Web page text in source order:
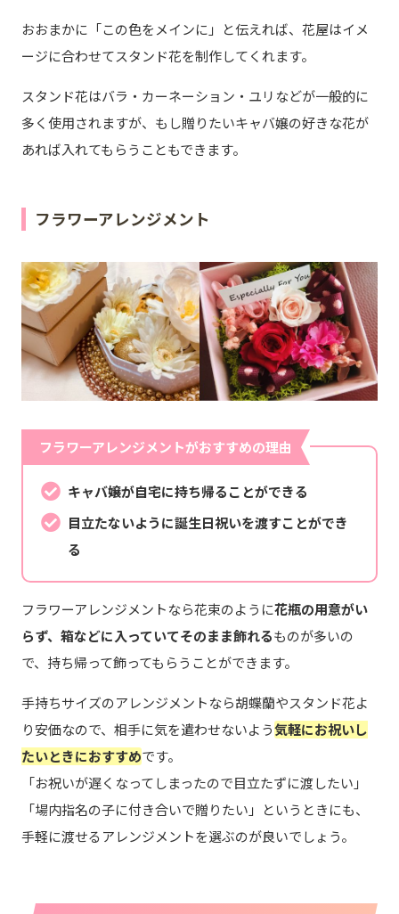
おおまかに「この色をメインに」と伝えれば、花屋はイメ
ージに合わせてスタンド花を制作してくれます。
スタンド花はバラ・カーネーション・ユリなどが一般的に
多く使用されますが、もし贈りたいキャバ嬢の好きな花が
あれば入れてもらうこともできます。
フラワーアレンジメント
フラワーアレンジメントがおすすめの理由
キャバ嬢が自宅に持ち帰ることができる
目立たないように誕生日祝いを渡すことができ
る
フラワーアレンジメントなら花束のように花瓶の用意がい
らず、箱などに入っていてそのまま飾れるものが多いの
で、持ち帰って飾ってもらうことができます。
手持ちサイズのアレンジメントなら胡蝶蘭やスタンド花よ
り安価なので、相手に気を遣わせないよう気軽にお祝いし
たいときにおすすめです。
「お祝いが遅くなってしまったので目立たずに渡したい」
「場内指名の子に付き合いで贈りたい」というときにも、
手軽に渡せるアレンジメントを選ぶのが良いでしょう。